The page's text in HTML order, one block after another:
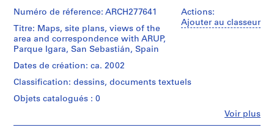
d
S
p
a
i
n
(
a
publication
"Plan
orokorra
:
/
Plan
avance"
Description:
title:
Parque
Igara.
Portfolio's
title:
Concurso,
II:
institutions:
&
Herreros
(architectural
firm)
&
Herreros
(archive
Actions:
Ajouter au classeur
Voir plus
Numéro de réference: ARCH277641
Titre: Maps, site plans, views of the
area and correspondence with ARUP,
Parque Igara, San Sebastián, Spain
Dates de création: ca. 2002
Classification: dessins, documents textuels
Objets catalogués : 0